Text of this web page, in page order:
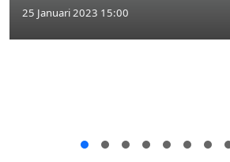
25 Januari 2023 15:00